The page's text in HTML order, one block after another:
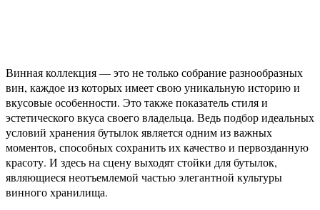
Винная коллекция — это не только собрание разнообразных
вин, каждое из которых имеет свою уникальную историю и
вкусовые особенности. Это также показатель стиля и
эстетического вкуса своего владельца. Ведь подбор идеальных
условий хранения бутылок является одним из важных
моментов, способных сохранить их качество и первозданную
красоту. И здесь на сцену выходят стойки для бутылок,
являющиеся неотъемлемой частью элегантной культуры
винного хранилища.